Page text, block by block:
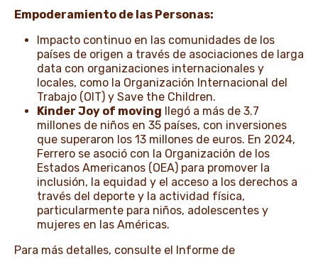
Empoderamiento de las Personas:
Impacto continuo en las comunidades de los
países de origen a través de asociaciones de larga
data con organizaciones internacionales y
locales, como la Organización Internacional del
Trabajo (OIT) y Save the Children.
Kinder Joy of moving llegó a más de 3.7
millones de niños en 35 países, con inversiones
que superaron los 13 millones de euros. En 2024,
Ferrero se asoció con la Organización de los
Estados Americanos (OEA) para promover la
inclusión, la equidad y el acceso a los derechos a
través del deporte y la actividad física,
particularmente para niños, adolescentes y
mujeres en las Américas.
Para más detalles, consulte el Informe de